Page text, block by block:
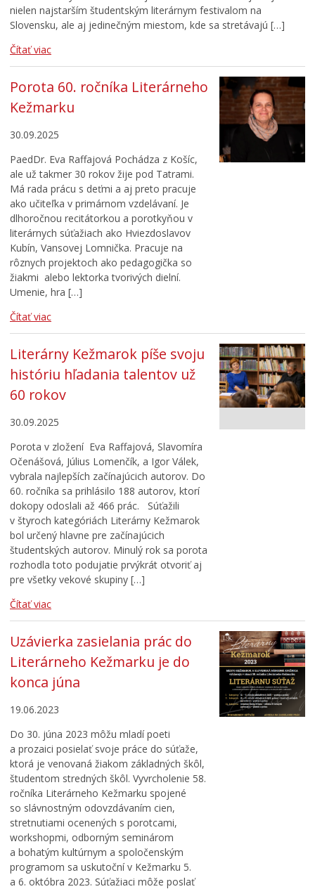
Šport
nielen najstarším študentským literárnym festivalom na
Slovensku, ale aj jedinečným miestom, kde sa stretávajú […]
Čítať viac
Porota 60. ročníka Literárneho
Kežmarku
30.09.2025
PaedDr. Eva Raffajová Pochádza z Košíc,
ale už takmer 30 rokov žije pod Tatrami.
Má rada prácu s deťmi a aj preto pracuje
ako učiteľka v primárnom vzdelávaní. Je
dlhoročnou recitátorkou a porotkyňou v
literárnych súťažiach ako Hviezdoslavov
Kubín, Vansovej Lomnička. Pracuje na
rôznych projektoch ako pedagogička so
žiakmi alebo lektorka tvorivých dielní.
Umenie, hra […]
Čítať viac
Literárny Kežmarok píše svoju
históriu hľadania talentov už
60 rokov
30.09.2025
Porota v zložení Eva Raffajová, Slavomíra
Očenášová, Július Lomenčík, a Igor Válek,
vybrala najlepších začínajúcich autorov. Do
60. ročníka sa prihlásilo 188 autorov, ktorí
dokopy odoslali až 466 prác. Súťažili
v štyroch kategóriách Literárny Kežmarok
bol určený hlavne pre začínajúcich
študentských autorov. Minulý rok sa porota
rozhodla toto podujatie prvýkrát otvoriť aj
pre všetky vekové skupiny […]
Čítať viac
Uzávierka zasielania prác do
Literárneho Kežmarku je do
konca júna
19.06.2023
Do 30. júna 2023 môžu mladí poeti
a prozaici posielať svoje práce do súťaže,
ktorá je venovaná žiakom základných škôl,
študentom stredných škôl. Vyvrcholenie 58.
ročníka Literárneho Kežmarku spojené
so slávnostným odovzdávaním cien,
stretnutiami ocenených s porotcami,
workshopmi, odborným seminárom
a bohatým kultúrnym a spoločenským
programom sa uskutoční v Kežmarku 5.
a 6. októbra 2023. Súťažiaci môže poslať